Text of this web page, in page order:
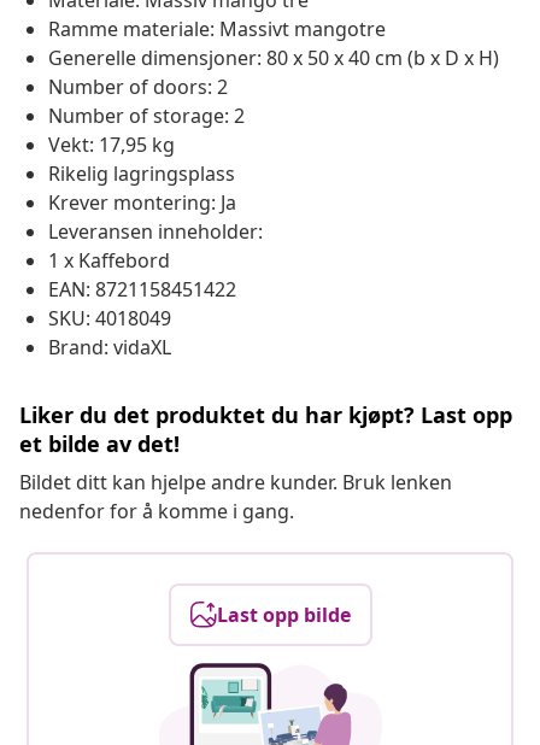
Ramme materiale: Massivt mangotre
Generelle dimensjoner: 80 x 50 x 40 cm (b x D x H)
Number of doors: 2
Number of storage: 2
Vekt: 17,95 kg
Rikelig lagringsplass
Krever montering: Ja
Leveransen inneholder:
1 x Kaffebord
EAN: 8721158451422
SKU: 4018049
Brand: vidaXL
Liker du det produktet du har kjøpt? Last opp
et bilde av det!
Bildet ditt kan hjelpe andre kunder. Bruk lenken
nedenfor for å komme i gang.
Last opp bilde